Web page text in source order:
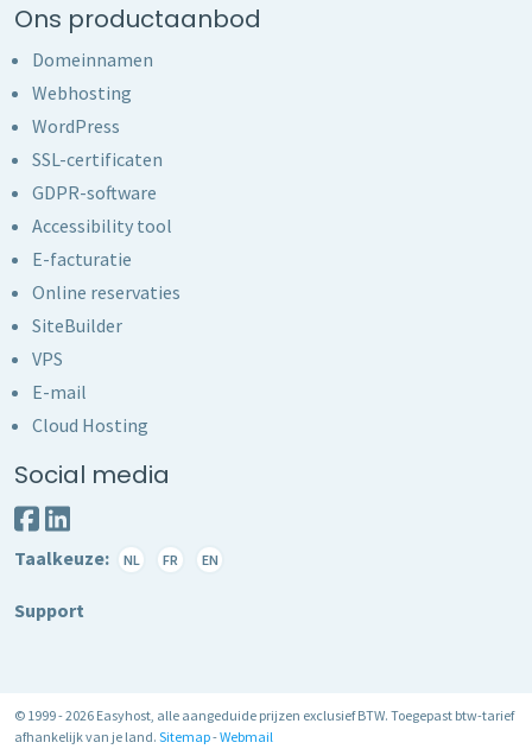
Ons productaanbod
Domeinnamen
Webhosting
WordPress
SSL-certificaten
GDPR-software
Accessibility tool
E-facturatie
Online reservaties
SiteBuilder
VPS
E-mail
Cloud Hosting
Social media
Taalkeuze: NL FR EN
Support
© 1999 - 2026 Easyhost, alle aangeduide prijzen exclusief BTW. Toegepast btw-tarief
afhankelijk van je land. Sitemap-Webmail